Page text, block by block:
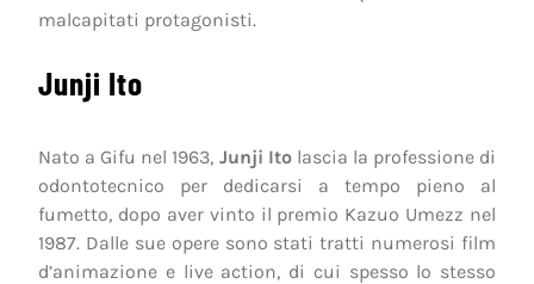
malcapitati protagonisti.
Junji Ito
Nato a Gifu nel 1963, Junji Itolascia la professione di
odontotecnico per dedicarsi a tempo pieno al
fumetto, dopo aver vinto il premio Kazuo Umezz nel
1987. Dalle sue opere sono stati tratti numerosi film
d’animazione e live action, di cui spesso lo stesso